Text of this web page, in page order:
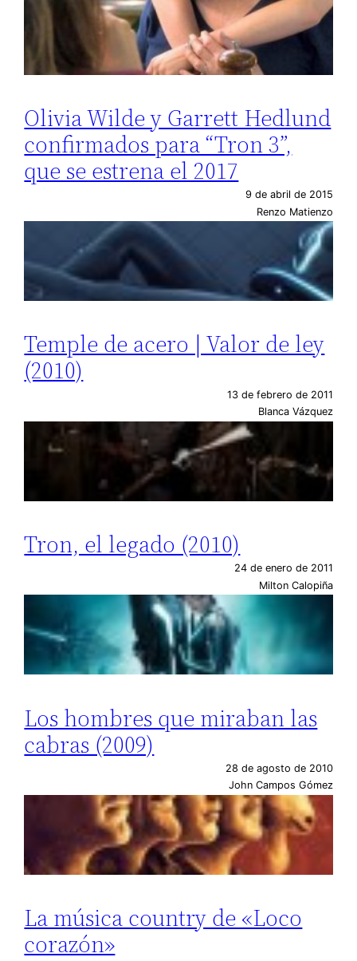
Olivia Wilde y Garrett Hedlund
confirmados para “Tron 3”,
que se estrena el 2017
9 de abril de 2015
Renzo Matienzo
Temple de acero | Valor de ley
(2010)
13 de febrero de 2011
Blanca Vázquez
Tron, el legado (2010)
24 de enero de 2011
Milton Calopiña
Los hombres que miraban las
cabras (2009)
28 de agosto de 2010
John Campos Gómez
La música country de «Loco
corazón»